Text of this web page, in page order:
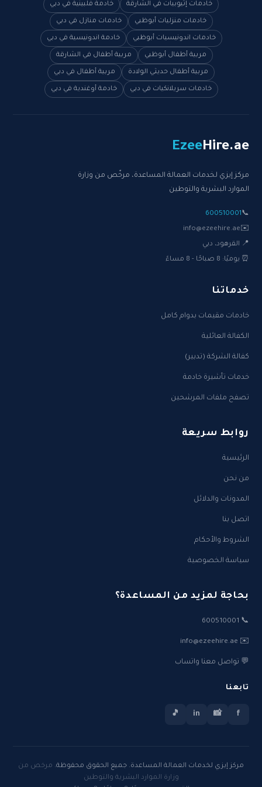
خادمات إثيوبيات في الشارقة خادمة فلبينية في دبي
خادمات منزليات أبوظبي خادمات منازل في دبي
خادمات اندونيسيات أبوظبي خادمة اندونيسية في دبي
مربية أطفال أبوظبي مربية أطفال في الشارقة
مربية أطفال حديثي الولادة مربية أطفال في دبي
خادمات سريلانكيات في دبي خادمة أوغندية في دبي
EzeeHire.ae
مركز إيزي لخدمات العمالة المساعدة، مرخّص من وزارة
الموارد البشرية والتوطين
📞
600510001
✉️
info@ezeehire.ae
📍 القرهود، دبي
⏰ يوميًا: 8 صباحًا - 8 مساءً
خدماتنا
خادمات مقيمات بدوام كامل
الكفالة العائلية
كفالة الشركة (تدبير)
خدمات تأشيرة خادمة
تصفح ملفات المرشحين
روابط سريعة
الرئيسية
من نحن
المدونات والدلائل
اتصل بنا
الشروط والأحكام
سياسة الخصوصية
بحاجة لمزيد من المساعدة؟
📞 600510001
✉️ info@ezeehire.ae
💬 تواصل معنا واتساب
تابعنا
f
📸
in
🎵
مركز إيزي لخدمات العمالة المساعدة. جميع الحقوق محفوظة. مرخص من
وزارة الموارد البشرية والتوطين